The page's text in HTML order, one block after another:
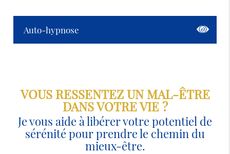
Auto-hypnose
VOUS RESSENTEZ UN MAL-ÊTRE
DANS VOTRE VIE ?
Je vous aide à libérer votre potentiel de
sérénité pour prendre le chemin du
mieux-être.